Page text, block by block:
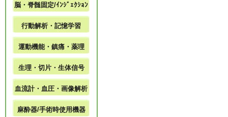
脳・脊髄固定/ｲﾝｼﾞｪｸｼｮﾝ
行動解析・記憶学習
運動機能・鎮痛・薬理
生理・切片・生体信号
血流計・血圧・画像解析
麻酔器/手術時使用機器